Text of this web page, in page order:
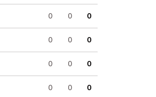
0 0 0
0 0 0
0 0 0
0 0 0